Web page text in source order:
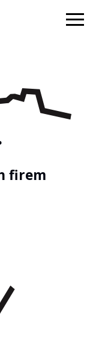
firem